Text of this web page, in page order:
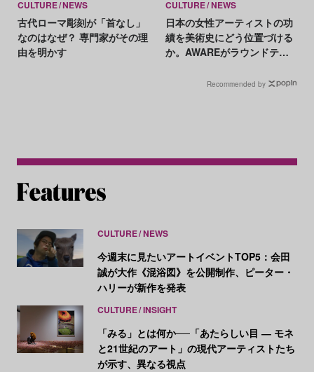
CULTURE NEWS
古代ローマ彫刻が「首なし」
なのはなぜ？ 専門家がその理
由を明かす
CULTURE NEWS
日本の女性アーティストの功
績を美術史にどう位置づける
か。AWAREがラウンドテー
Recommended by
CULTURE NEWS
今週末に見たいアートイベントTOP5：会田
誠が大作《混浴図》を公開制作、ピーター・
ハリーが新作を発表
CULTURE INSIGHT
「みる」とは何か──「あたらしい目 ― モネ
と21世紀のアート」の現代アーティストたち
が示す、異なる視点